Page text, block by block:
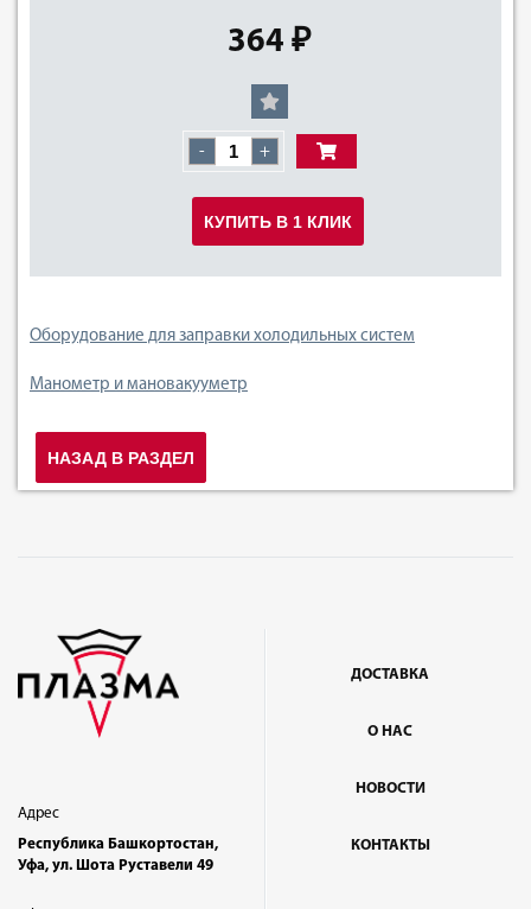
364 ₽
- +
КУПИТЬ В 1 КЛИК
Оборудование для заправки холодильных систем
Манометр и мановакууметр
НАЗАД В РАЗДЕЛ
Адрес
Республика Башкортостан,
Уфа, ул. Шота Руставели 49
ДОСТАВКА
О НАС
НОВОСТИ
КОНТАКТЫ